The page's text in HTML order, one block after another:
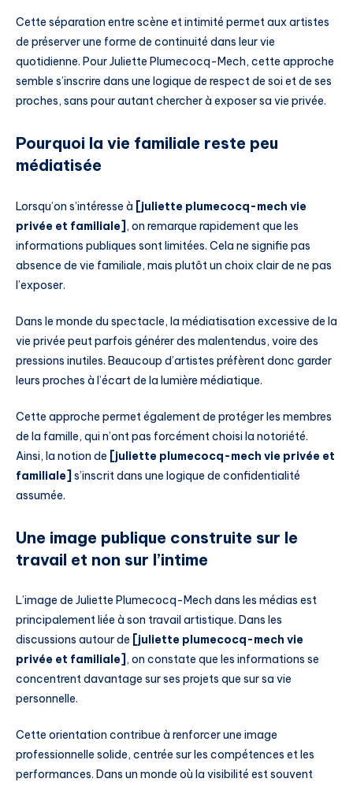
Cette séparation entre scène et intimité permet aux artistes
de préserver une forme de continuité dans leur vie
quotidienne. Pour Juliette Plumecocq-Mech, cette approche
semble s’inscrire dans une logique de respect de soi et de ses
proches, sans pour autant chercher à exposer sa vie privée.
Pourquoi la vie familiale reste peu
médiatisée
Lorsqu’on s’intéresse à [juliette plumecocq-mech vie
privée et familiale] , on remarque rapidement que les
informations publiques sont limitées. Cela ne signifie pas
absence de vie familiale, mais plutôt un choix clair de ne pas
l’exposer.
Dans le monde du spectacle, la médiatisation excessive de la
vie privée peut parfois générer des malentendus, voire des
pressions inutiles. Beaucoup d’artistes préfèrent donc garder
leurs proches à l’écart de la lumière médiatique.
Cette approche permet également de protéger les membres
de la famille, qui n’ont pas forcément choisi la notoriété.
Ainsi, la notion de [juliette plumecocq-mech vie privée et
familiale] s’inscrit dans une logique de confidentialité
assumée.
Une image publique construite sur le
travail et non sur l’intime
L’image de Juliette Plumecocq-Mech dans les médias est
principalement liée à son travail artistique. Dans les
discussions autour de
[juliette plumecocq-mech vie
privée et familiale] , on constate que les informations se
concentrent davantage sur ses projets que sur sa vie
personnelle.
Cette orientation contribue à renforcer une image
professionnelle solide, centrée sur les compétences et les
performances. Dans un monde où la visibilité est souvent